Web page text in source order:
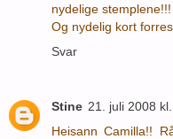
nydelige stemplene!!!
Og nydelig kort
Svar
Stine 21. juli 2008
Heisann Camilla!!